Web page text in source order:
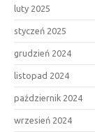
luty 2025
styczeń 2025
grudzień 2024
listopad 2024
październik 2024
wrzesień 2024